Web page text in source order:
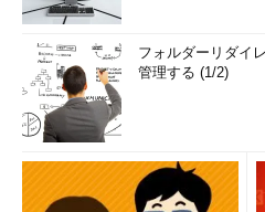
フォルダーリダイ
管理する (1/2)